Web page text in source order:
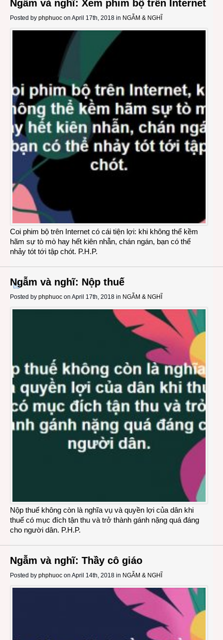
Ngẫm và nghĩ: Xem phim bộ trên Internet
Posted by phphuoc on April 17th, 2018 in NGẪM & NGHĨ
Coi phim bộ trên Internet có cái tiện lợi: khi không thể kềm
hãm sự tò mò hay hết kiên nhẫn, chán ngán, bạn có thể
nhảy tót tới tập chót. P.H.P.
Ngẫm và nghĩ: Nộp thuế
Posted by phphuoc on April 17th, 2018 in NGẪM & NGHĨ
Nộp thuế không còn là nghĩa vụ và quyền lợi của dân khi
thuế có mục đích tận thu và trở thành gánh nặng quá đáng
cho người dân. P.H.P.
Ngẫm và nghĩ: Thầy cô giáo
Posted by phphuoc on April 14th, 2018 in NGẪM & NGHĨ